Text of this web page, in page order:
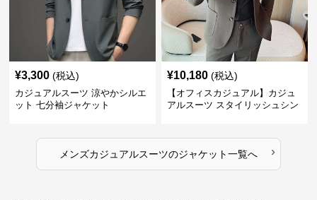
¥3,300 (税込)
カジュアルスーツ 涼やかシルエ
ット 七分袖ジャケット
¥10,180 (税込)
【オフィスカジュアル】カジュ
アルスーツ スタイリッシュシン
メンズカジュアルスーツのジャケット一覧へ ›